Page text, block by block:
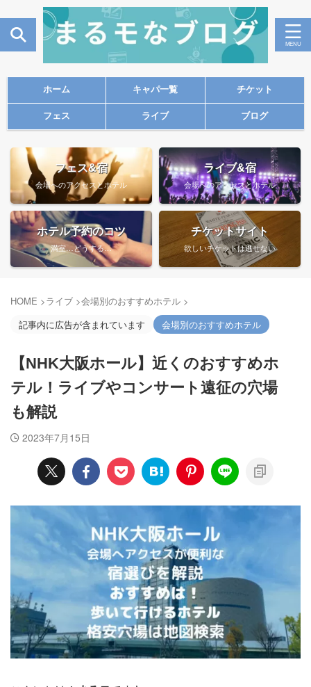
ホーム キャパ一覧 チケット
フェス ライブ ブログ
フェス&宿
会場へのアクセスとホテル
ライブ&宿
会場へのアクセスとホテル
ホテル予約のコツ
満室…どうする…
チケットサイト
欲しいチケットは逃せない
HOME >ライブ >会場別のおすすめホテル >
記事内に広告が含まれています
会場別のおすすめホテル
【NHK大阪ホール】近くのおすすめホ
テル！ライブやコンサート遠征の穴場
も解説
2023年7月15日